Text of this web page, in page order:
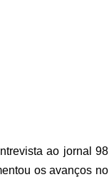
ao jornal 98
os avanços no